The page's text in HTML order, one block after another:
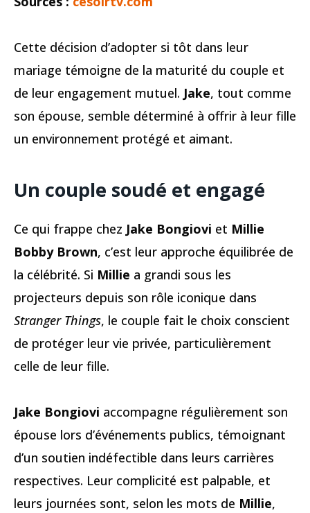
Cette décision d’adopter si tôt dans leur
mariage témoigne de la maturité du couple et
de leur engagement mutuel. Jake, tout comme
son épouse, semble déterminé à offrir à leur fille
un environnement protégé et aimant.
Un couple soudé et engagé
Ce qui frappe chez Jake Bongiovi et Millie
Bobby Brown, c’est leur approche équilibrée de
la célébrité. Si Millie a grandi sous les
projecteurs depuis son rôle iconique dans
Stranger Things, le couple fait le choix conscient
de protéger leur vie privée, particulièrement
celle de leur fille.
Jake Bongiovi accompagne régulièrement son
épouse lors d’événements publics, témoignant
d’un soutien indéfectible dans leurs carrières
respectives. Leur complicité est palpable, et
leurs journées sont, selon les mots de Millie,